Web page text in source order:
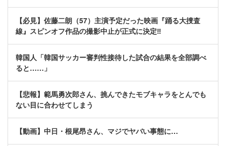
【必見】佐藤二朗（57）主演予定だった映画『踊る大捜査
線』スピンオフ作品の撮影中止が正式に決定‼
韓国人「韓国サッカー審判性接待した試合の結果を全部調べ
ると……」
【悲報】範馬勇次郎さん、挑んできたモブキャラをとんでも
ない目に合わせてしまう
【動画】中日・根尾昂さん、マジでヤバい事態に…